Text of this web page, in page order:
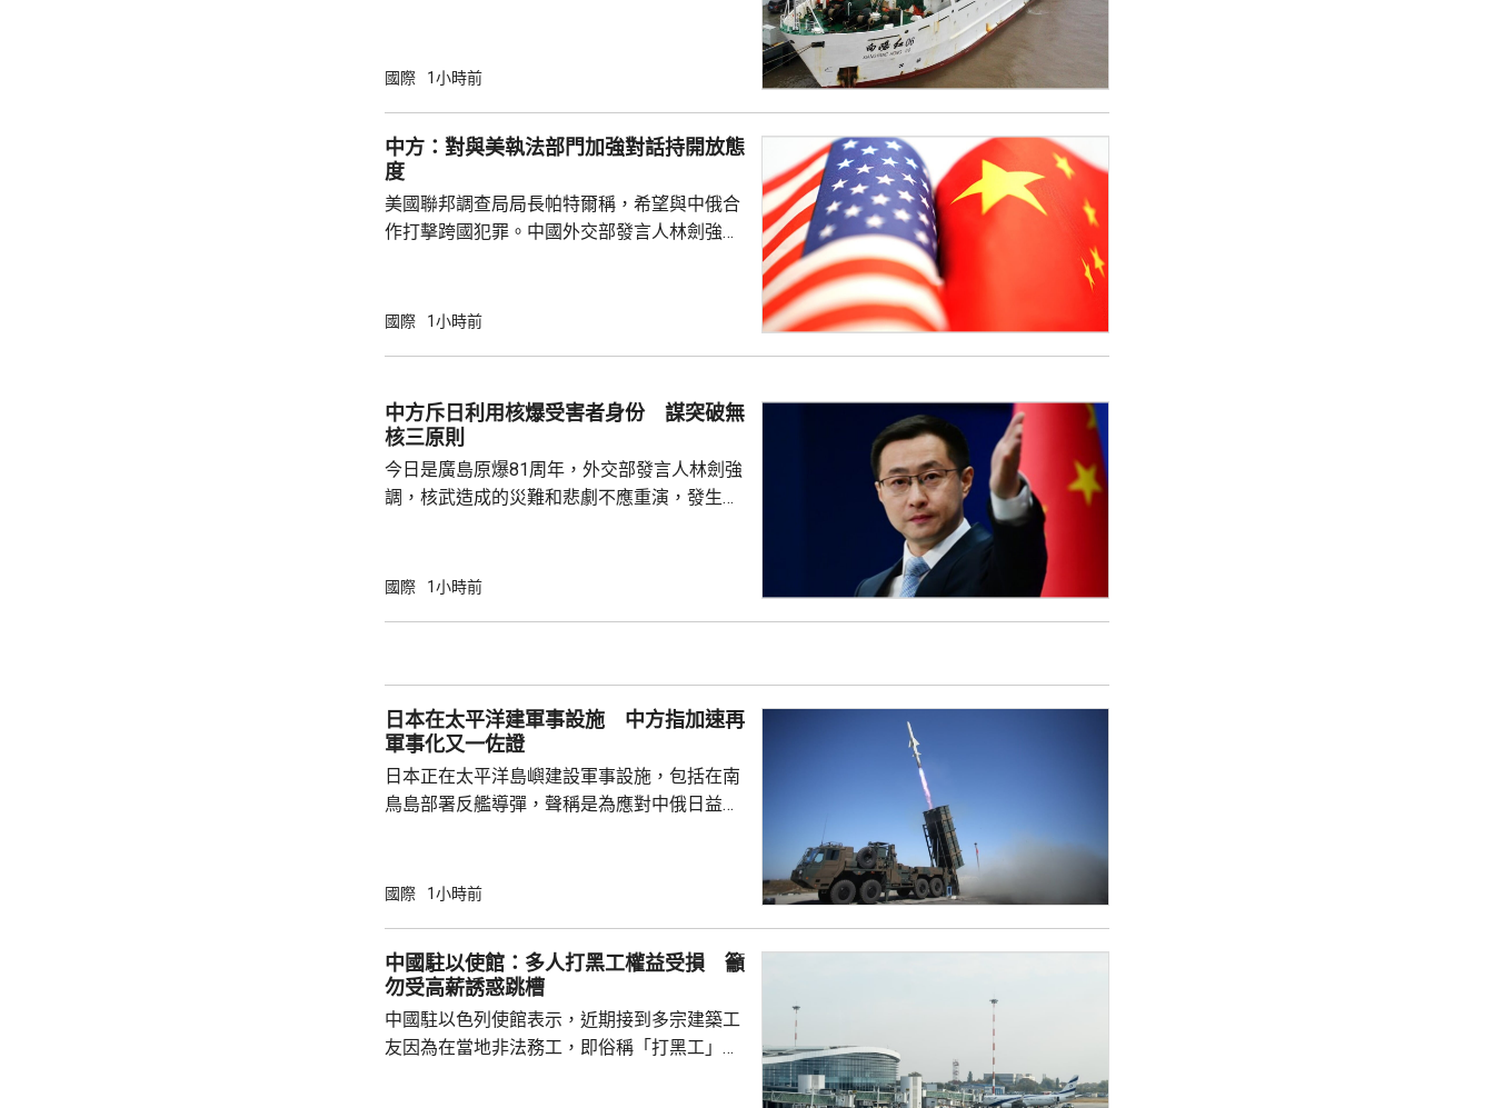
林劍回應說，中方開展的海洋科研活動服務是
益。 至於中國航母「遼寧艦」去年6月進入太
平洋區域，林劍強調，中國一貫奉行防禦性國
防政策，中國軍艦在有關海域活動完全符...
國際 1小時前
中方：對與美執法部門加強對話持開放態
度
美國聯邦調查局局長帕特爾稱，希望與中俄合
作打擊跨國犯罪。中國外交部發言人林劍強
神，與美方開展執法領域合作。至於雙方是否
國際 1小時前
中方斥日利用核爆受害者身份 謀突破無
核三原則
今日是廣島原爆81周年，外交部發言人林劍強
調，核武造成的災難和悲劇不應重演，發生核
右翼勢力長期篡改歷史事實，政治利用「核爆
尋求美國強化對日本的核保護、圖謀突破「無
核三原則」，首相官邸高官甚至叫囂謀...
國際 1小時前
日本在太平洋建軍事設施 中方指加速再
軍事化又一佐證
日本正在太平洋島嶼建設軍事設施，包括在南
鳥島部署反艦導彈，聲稱是為應對中俄日益頻
日方停止造謠抹黑，切實反躬自省，認真汲取
行，為亞洲鄰國和世界帶來深重災難，時至今
日不僅拒絕反省歷史，還故技重施，不斷炮製
周邊國家威脅等虛假敘事，掩蓋持續強軍擴...
國際 1小時前
中國駐以使館：多人打黑工權益受損 籲
勿受高薪誘惑跳槽
中國駐以色列使館表示，近期接到多宗建築工
友因為在當地非法務工，即俗稱「打黑工」，